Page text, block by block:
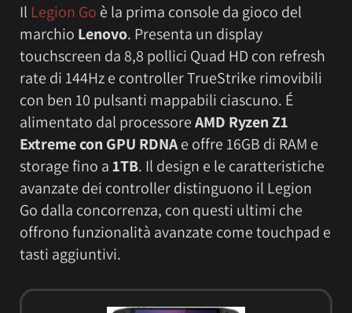
Il Legion Go è la prima console da gioco del
marchio Lenovo. Presenta un display
touchscreen da 8,8 pollici Quad HD con refresh
rate di 144Hz e controller TrueStrike rimovibili
con ben 10 pulsanti mappabili ciascuno. É
alimentato dal processoreAMD Ryzen Z1
Extreme con GPU RDNAe offre 16GB di RAM e
storage fino a1TB. Il design e le caratteristiche
avanzate dei controller distinguono il Legion
Go dalla concorrenza, con questi ultimi che
offrono funzionalità avanzate come touchpad e
tasti aggiuntivi.